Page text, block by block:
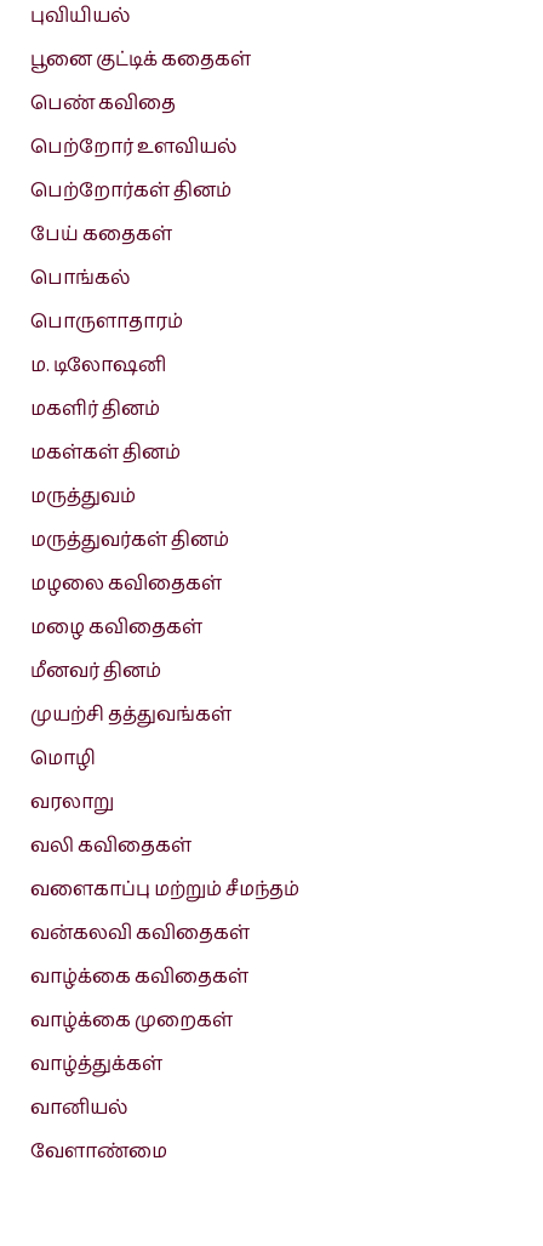
புவியியல்
பூனை குட்டிக் கதைகள்
பெண் கவிதை
பெற்றோர் உளவியல்
பெற்றோர்கள் தினம்
பேய் கதைகள்
பொங்கல்
பொருளாதாரம்
ம. டிலோஷனி
மகளிர் தினம்
மகள்கள் தினம்
மருத்துவம்
மருத்துவர்கள் தினம்
மழலை கவிதைகள்
மழை கவிதைகள்
மீனவர் தினம்
முயற்சி தத்துவங்கள்
மொழி
வரலாறு
வலி கவிதைகள்
வளைகாப்பு மற்றும் சீமந்தம்
வன்கலவி கவிதைகள்
வாழ்க்கை கவிதைகள்
வாழ்க்கை முறைகள்
வாழ்த்துக்கள்
வானியல்
வேளாண்மை